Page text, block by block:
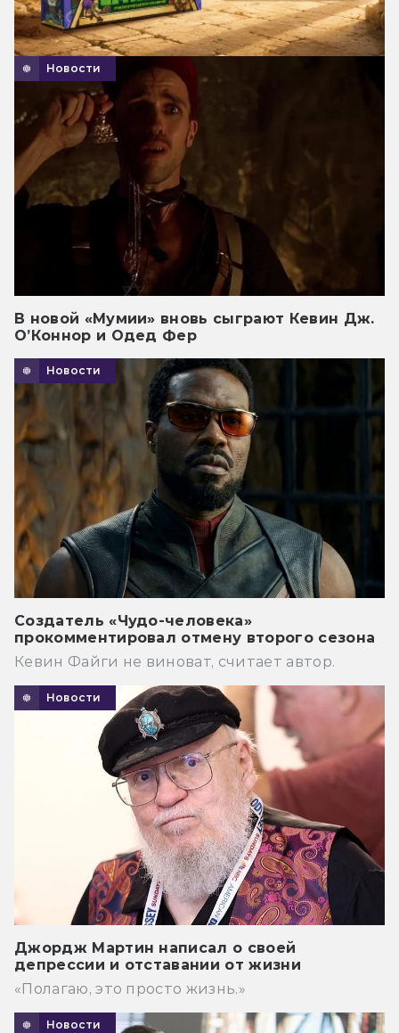
Новости
В новой «Мумии» вновь сыграют Кевин Дж.
О’Коннор и Одед Фер
Новости
Создатель «Чудо-человека»
прокомментировал отмену второго сезона
Кевин Файги не виноват, считает автор.
Новости
Джордж Мартин написал о своей
депрессии и отставании от жизни
«Полагаю, это просто жизнь.»
Новости